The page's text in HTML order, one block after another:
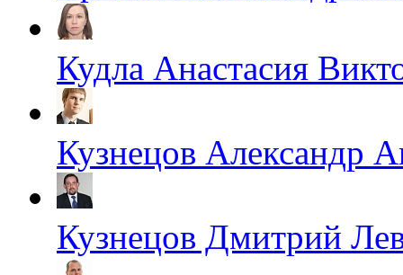
Кудла Анастасия
Кузнецов Александр
Кузнецов Дмитрий